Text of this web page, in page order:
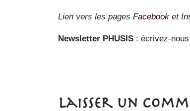
Lien vers les pages Facebook et
Newsletter PHUSIS : écrivez-nous
Laisser un